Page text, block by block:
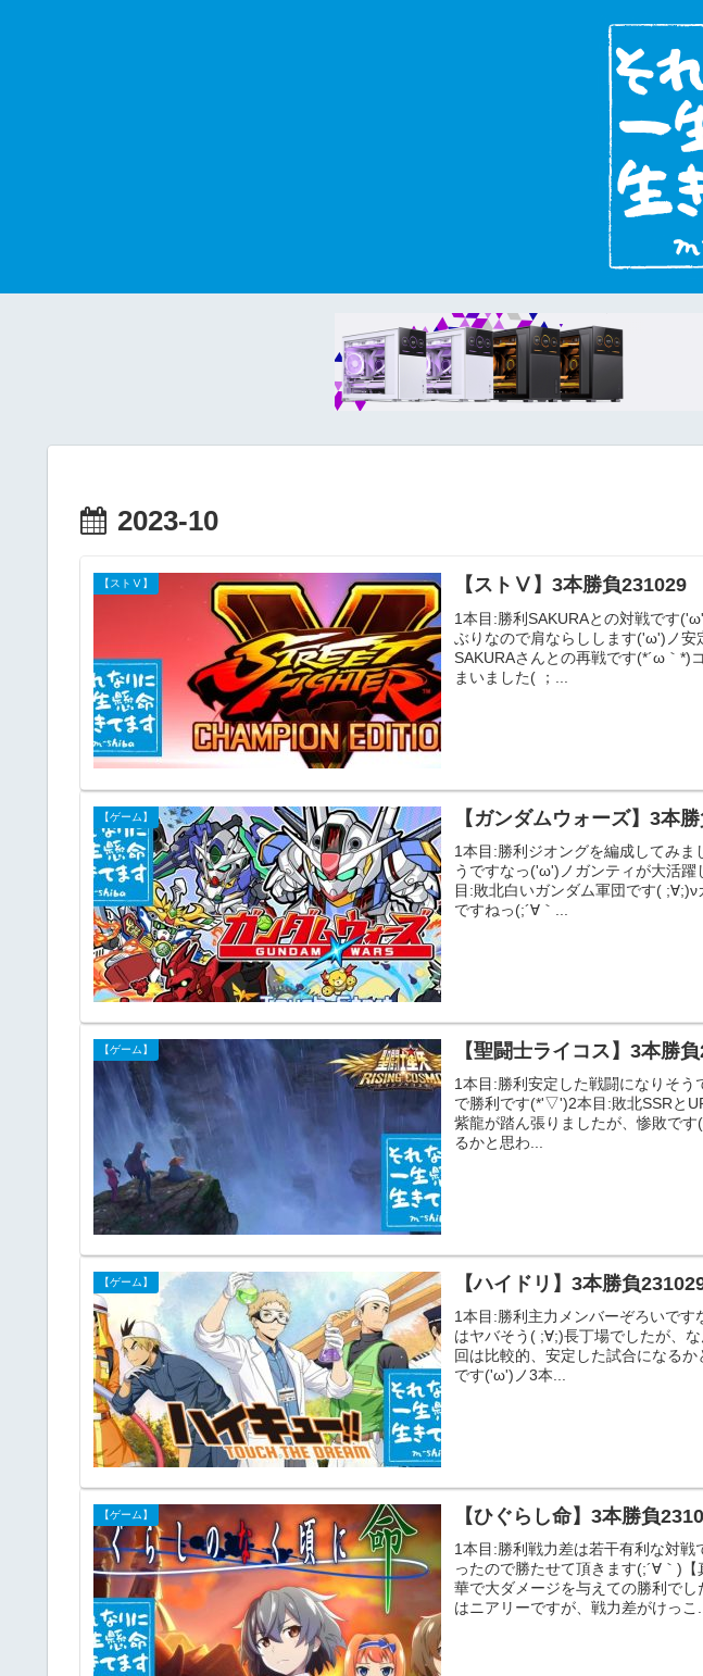
2023-10
【ストⅤ】 【ストⅤ】3本勝負231029
1本目:勝利SAKURAとの対戦です
ぶりなので肩ならしします('ω')ノ
SAKURAさんとの再戦です(*´ω｀*)
まいました( ；...
【ゲーム】 【ガンダムウォーズ】3本
1本目:勝利ジオングを編成してみ
うですなっ('ω')ノガンティが大活
目:敗北白いガンダム軍団です(
ですねっ(;´∀｀...
【ゲーム】 【聖闘士ライコス】3本勝
1本目:勝利安定した戦闘になりそ
で勝利です(*'▽')2本目:敗北SSRと
紫龍が踏ん張りましたが、惨敗で
るかと思わ...
【ゲーム】 【ハイドリ】3本勝負
1本目:勝利主力メンバーぞろいで
はヤバそう( ;∀;)長丁場でしたが、
回は比較的、安定した試合になる
です('ω')ノ3本...
【ゲーム】 【ひぐらし命】3本勝負
1本目:勝利戦力差は若干有利な対
ったので勝たせて頂きます(;´∀｀)
華で大ダメージを与えての勝利で
はニアリーですが、戦力差がけっこ